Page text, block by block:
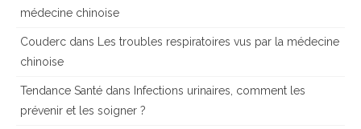
médecine chinoise
Couderc dans Les troubles respiratoires vus par la médecine
chinoise
Tendance Santé dans Infections urinaires, comment les
prévenir et les soigner ?